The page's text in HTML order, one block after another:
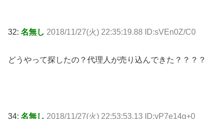
32: 名無し 2018/11/27(火) 22:35:19.88 ID:sVEn0Z/C0
どうやって探したの？代理人が売り込んできた？？？？
34: 名無し 2018/11/27(火) 22:53:53.13 ID:yP7e14g+0